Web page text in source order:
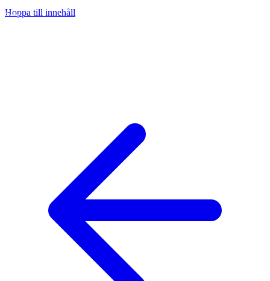
Hoppa till innehåll